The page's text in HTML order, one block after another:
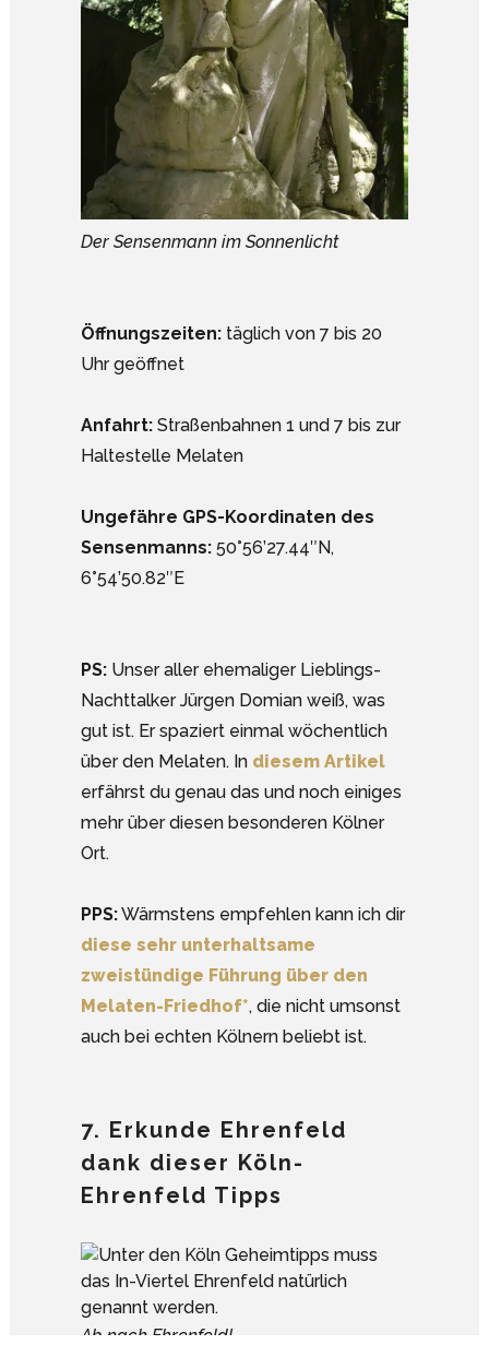
Der Sensenmann im Sonnenlicht
Öffnungszeiten: täglich von 7 bis 20
Uhr geöffnet
Anfahrt: Straßenbahnen 1 und 7 bis zur
Haltestelle Melaten
Ungefähre GPS-Koordinaten des
Sensenmanns: 50°56’27.44″N,
6°54’50.82″E
PS: Unser aller ehemaliger Lieblings-
Nachttalker Jürgen Domian weiß, was
gut ist. Er spaziert einmal wöchentlich
über den Melaten. In diesem Artikel
erfährst du genau das und noch einiges
mehr über diesen besonderen Kölner
Ort.
PPS:Wärmstens empfehlen kann ich dir
diese sehr unterhaltsame
zweistündige Führung über den
Melaten-Friedhof*, die nicht umsonst
auch bei echten Kölnern beliebt ist.
7. Erkunde Ehrenfeld
dank dieser Köln-
Ehrenfeld Tipps
Ab nach Ehrenfeld!
Google Analytics deaktivieren.